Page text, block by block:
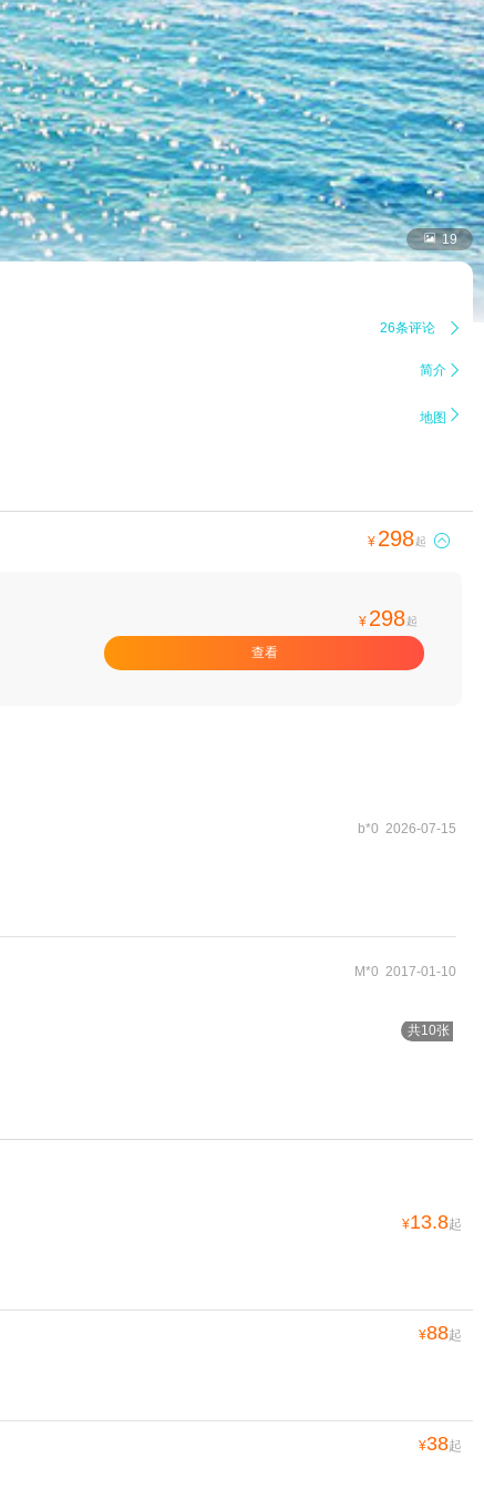
 19
26条评论 
简介 
地图 
¥ 298起 
¥ 298起
查看
b*0 2026-07-15
M*0 2017-01-10
共10张
¥13.8起
¥88起
¥38起